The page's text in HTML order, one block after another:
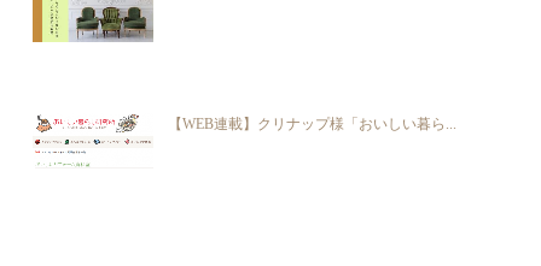
【WEB連載】クリナップ様「おいしい暮ら...